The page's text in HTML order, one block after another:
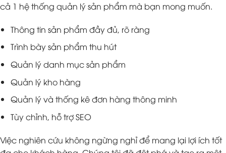
cả 1 hệ thống quản lý sản phẩm mà bạn mong muốn.
Thông tin sản phẩm đầy đủ, rõ ràng
Trình bày sản phẩm thu hút
Quản lý danh mục sản phẩm
Quản lý kho hàng
Quản lý và thống kê đơn hàng thông minh
Tùy chỉnh, hỗ trợ SEO
Việc nghiên cứu không ngừng nghỉ để mang lại lợi ích tốt